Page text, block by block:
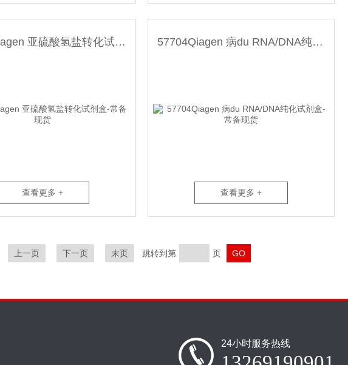
59104Qiagen 亚硫酸氢盐转化试剂盒-常备现货
查看更多 +
57704Qiagen 病du RNA/DNA纯化试剂盒-常备现货
查看更多 +
上一页 下一页 末页 跳转到第 页
24小时服务热线